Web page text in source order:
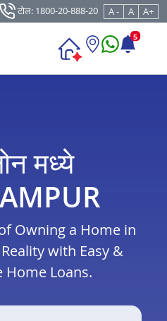
टोल: 1800-20-888-20 A - A A+
5
मध्ये
Owning a Home in
with Easy &
Home Loans.